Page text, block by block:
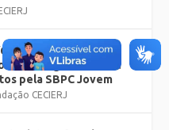
Rio Bonito, da
homenageado com a
pela SBPC Jovem
CECIERJ